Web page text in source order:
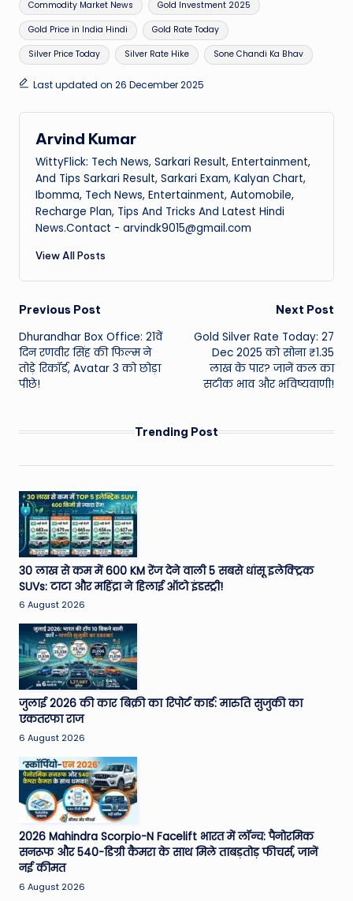
Commodity Market News Gold Investment 2025
Gold Price in India Hindi Gold Rate Today
Silver Price Today Silver Rate Hike Sone Chandi Ka Bhav
Last updated on 26 December 2025
Arvind Kumar
WittyFlick: Tech News, Sarkari Result, Entertainment,
And Tips Sarkari Result, Sarkari Exam, Kalyan Chart,
Ibomma, Tech News, Entertainment, Automobile,
Recharge Plan, Tips And Tricks And Latest Hindi
News.Contact - arvindk9015@gmail.com
View All Posts
Post
navigation
Previous Post
Dhurandhar Box Office: 21वें
दिन रणवीर सिंह की फिल्म ने
तोड़े रिकॉर्ड, Avatar 3 को छोड़ा
पीछे!
Next Post
Gold Silver Rate Today: 27
Dec 2025 को सोना ₹1.35
लाख के पार? जानें कल का
सटीक भाव और भविष्यवाणी!
Trending Post
30 लाख से कम में 600 KM रेंज देने वाली 5 सबसे धांसू इलेक्ट्रिक
SUVs: टाटा और महिंद्रा ने हिलाई ऑटो इंडस्ट्री!
6 August 2026
जुलाई 2026 की कार बिक्री का रिपोर्ट कार्ड: मारुति सुजुकी का
एकतरफा राज
6 August 2026
2026 Mahindra Scorpio-N Facelift भारत में लॉन्च: पैनोरमिक
सनरूफ और 540-डिग्री कैमरा के साथ मिले ताबड़तोड़ फीचर्स, जानें
नई कीमत
6 August 2026